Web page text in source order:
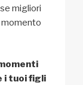
migliori
momento
i tuoi figli